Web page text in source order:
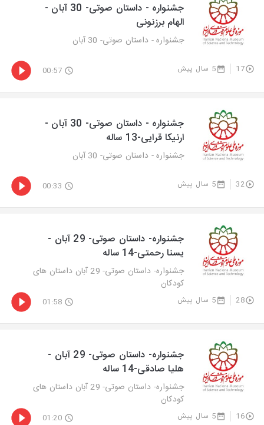
جشنواره - داستان صوتی- 30 آبان -
الهام برزنونی
جشنواره - داستان صوتی- 30 آبان
17 5 سال پیش 00:57
جشنواره - داستان صوتی- 30 آبان -
ارنیکا قرایی-13 ساله
جشنواره - داستان صوتی- 30 آبان
32 5 سال پیش 00:33
جشنواره- داستان صوتی- 29 آبان -
یسنا رحمتی-14 ساله
جشنواره- داستان صوتی- 29 آبان داستان های
کودکان
28 5 سال پیش 01:58
جشنواره- داستان صوتی- 29 آبان -
هلیا صادقی-14 ساله
جشنواره- داستان صوتی- 29 آبان داستان های
کودکان
16 5 سال پیش 01:20